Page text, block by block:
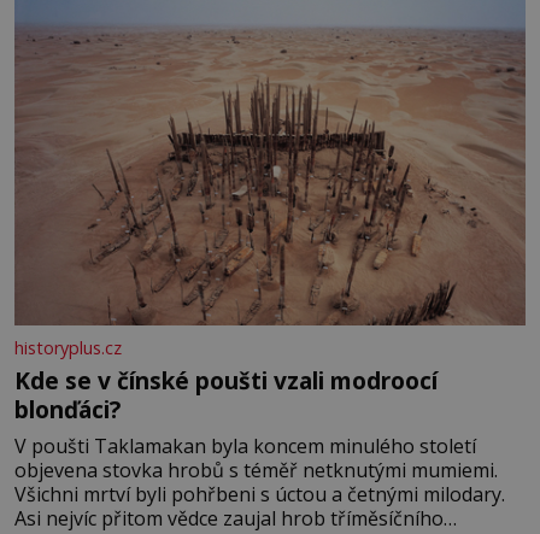
historyplus.cz
Kde se v čínské poušti vzali modroocí
blonďáci?
V poušti Taklamakan byla koncem minulého století
objevena stovka hrobů s téměř netknutými mumiemi.
Všichni mrtví byli pohřbeni s úctou a četnými milodary.
Asi nejvíc přitom vědce zaujal hrob tříměsíčního